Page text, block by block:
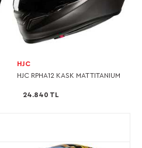
HJC
HJC RPHA12 KASK MAT TITANIUM
24.840 TL